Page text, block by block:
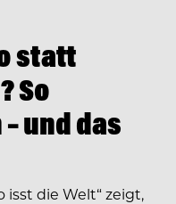
statt
So
und das
isst die Welt“ zeigt,